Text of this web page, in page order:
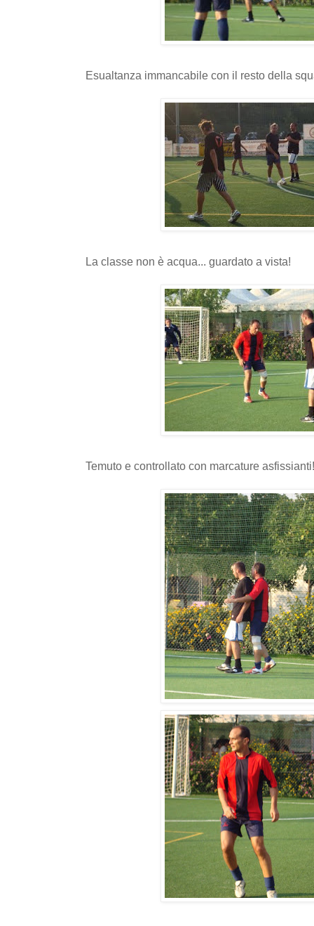
Esualtanza immancabile con il resto della
La classe non è acqua... guardato a vista!
Temuto e controllato con marcature asfissianti!